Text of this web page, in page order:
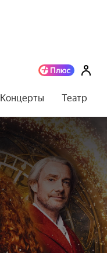
Концерты Театр